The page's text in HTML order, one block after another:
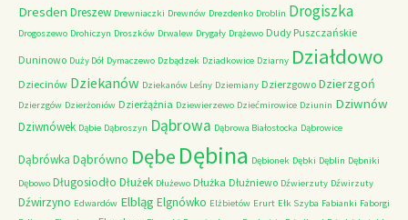
Dresden Dreszew Drewniaczki Drewnów Drezdenko Droblin Drogiszka
Drogoszewo Drohiczyn Droszków Drwalew Drygały Drążewo Dudy Puszczańskie
Duninowo Duży Dół Dymaczewo Dzbądzek Dziadkowice Dziarny Działdowo
Dziecinów Dziekanów Dziekanów Leśny Dziemiany Dzierzgowo Dzierzgoń
Dzierzgów Dzierżoniów Dzierżążnia Dziewierzewo Dziećmirowice Dziunin Dziwnów
Dziwnówek Dąbie Dąbroszyn Dąbrowa Dąbrowa Białostocka Dąbrowice
Dąbrówka Dąbrówno Dębe Dębina Dębionek Dębki Dęblin Dębniki
Dębowo Długosiodło Dłużek Dłużewo Dłużka Dłużniewo Dźwierzuty Dźwirzuty
Dźwirzyno Edwardów Elbląg Elgnówko Elżbietów Erurt Ełk Szyba Fabianki Faborgi